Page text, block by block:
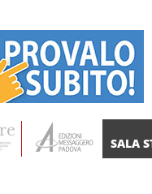
SALA